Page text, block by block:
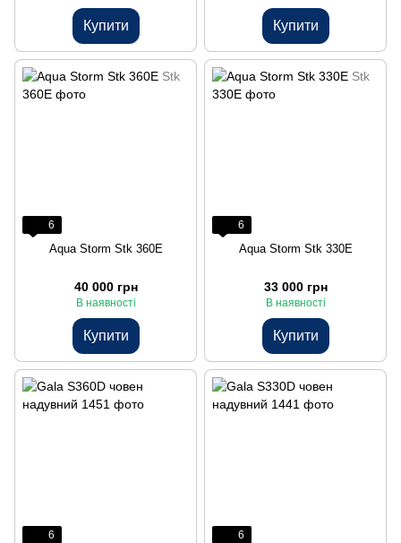
Купити Купити
6
Aqua Storm Stk 360Е
40 000 грн
В наявності
Купити
6
Aqua Storm Stk 330Е
33 000 грн
В наявності
Купити
6 6